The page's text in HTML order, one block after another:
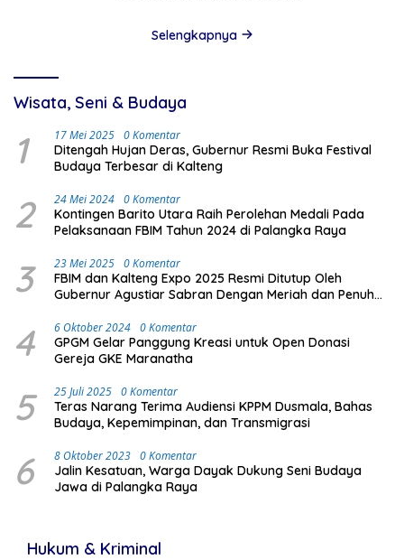
Selengkapnya
Wisata, Seni & Budaya
1 17 Mei 2025 0 Komentar
Ditengah Hujan Deras, Gubernur Resmi Buka Festival
Budaya Terbesar di Kalteng
2 24 Mei 2024 0 Komentar
Kontingen Barito Utara Raih Perolehan Medali Pada
Pelaksanaan FBIM Tahun 2024 di Palangka Raya
3 23 Mei 2025 0 Komentar
FBIM dan Kalteng Expo 2025 Resmi Ditutup Oleh
Gubernur Agustiar Sabran Dengan Meriah dan Penuh
4 6 Oktober 2024 0 Komentar
GPGM Gelar Panggung Kreasi untuk Open Donasi
Gereja GKE Maranatha
5 25 Juli 2025 0 Komentar
Teras Narang Terima Audiensi KPPM Dusmala, Bahas
Budaya, Kepemimpinan, dan Transmigrasi
6 8 Oktober 2023 0 Komentar
Jalin Kesatuan, Warga Dayak Dukung Seni Budaya
Jawa di Palangka Raya
Hukum & Kriminal